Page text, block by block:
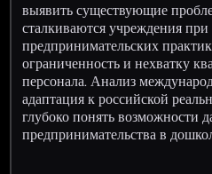
выявить существующие
сталкиваются учреждения
предпринимательских
ограниченность и нехватку
персонала. Анализ
адаптация к российской
глубоко понять возможности
предпринимательства в